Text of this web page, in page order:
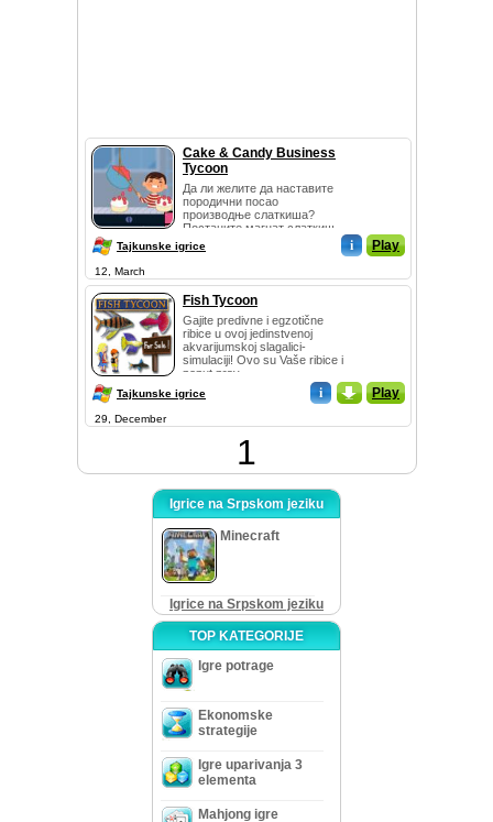
Cake & Candy Business
Tycoon
Да ли желите да наставите
породични посао
производње слаткиша?
Постаните магнат слаткиш...
Tajkunske igrice i Play
12, March
Fish Tycoon
Gajite predivne i egzotične
ribice u ovoj jedinstvenoj
akvarijumskoj slagalici-
simulaciji! Ovo su Vaše ribice i
poput prav...
Tajkunske igrice i _ Play
29, December
1
Igrice na Srpskom jeziku
Minecraft
Igrice na Srpskom jeziku
TOP KATEGORIJE
Igre potrage
Ekonomske
strategije
Igre uparivanja 3
elementa
Mahjong igre